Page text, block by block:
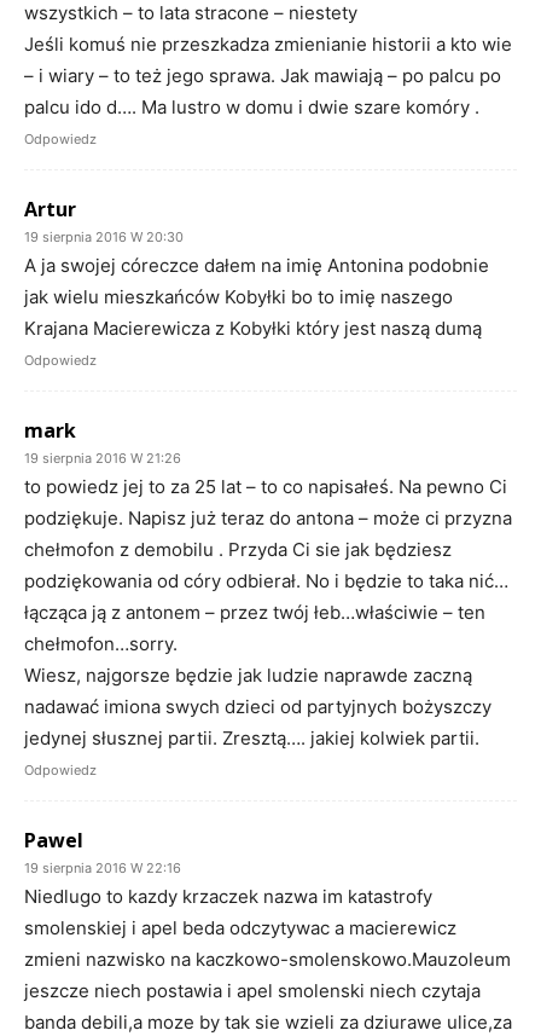
wszystkich – to lata stracone – niestety
Jeśli komuś nie przeszkadza zmienianie historii a kto wie
– i wiary – to też jego sprawa. Jak mawiają – po palcu po
palcu ido d…. Ma lustro w domu i dwie szare komóry .
Odpowiedz
Artur
19 sierpnia 2016 W 20:30
A ja swojej córeczce dałem na imię Antonina podobnie
jak wielu mieszkańców Kobyłki bo to imię naszego
Krajana Macierewicza z Kobyłki który jest naszą dumą
Odpowiedz
mark
19 sierpnia 2016 W 21:26
to powiedz jej to za 25 lat – to co napisałeś. Na pewno Ci
podziękuje. Napisz już teraz do antona – może ci przyzna
chełmofon z demobilu . Przyda Ci sie jak będziesz
podziękowania od córy odbierał. No i będzie to taka nić…
łącząca ją z antonem – przez twój łeb…właściwie – ten
chełmofon…sorry.
Wiesz, najgorsze będzie jak ludzie naprawde zaczną
nadawać imiona swych dzieci od partyjnych bożyszczy
jedynej słusznej partii. Zresztą…. jakiej kolwiek partii.
Odpowiedz
Pawel
19 sierpnia 2016 W 22:16
Niedlugo to kazdy krzaczek nazwa im katastrofy
smolenskiej i apel beda odczytywac a macierewicz
zmieni nazwisko na kaczkowo-smolenskowo.Mauzoleum
jeszcze niech postawia i apel smolenski niech czytaja
banda debili,a moze by tak sie wzieli za dziurawe ulice,za